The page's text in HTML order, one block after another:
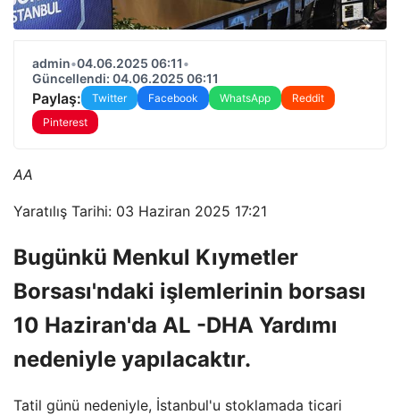
admin•04.06.2025 06:11•
Güncellendi: 04.06.2025 06:11
Paylaş: Twitter Facebook WhatsApp
Reddit
Pinterest
AA
Yaratılış Tarihi: 03 Haziran 2025 17:21
Bugünkü Menkul Kıymetler
Borsası'ndaki işlemlerinin borsası
10 Haziran'da AL -DHA Yardımı
nedeniyle yapılacaktır.
Tatil günü nedeniyle, İstanbul'u stoklamada ticari